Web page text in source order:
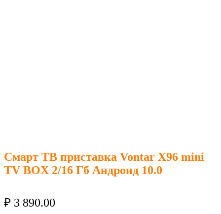
Смарт ТВ приставка Vontar X96 mini
TV BOX 2/16 Гб Андроид 10.0
₽ 3 890.00